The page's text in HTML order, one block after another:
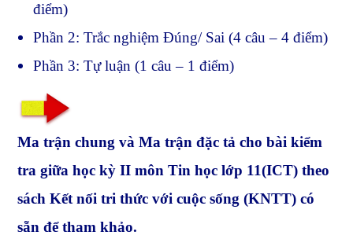
điểm)
Phần 2: Trắc nghiệm Đúng/ Sai (4 câu – 4 điểm)
Phần 3: Tự luận (1 câu – 1 điểm)
Ma trận chung và Ma trận đặc tả cho bài kiểm
tra giữa học kỳ II môn Tin học lớp 11(ICT) theo
sách Kết nối tri thức với cuộc sống (KNTT) có
sẵn để tham khảo.